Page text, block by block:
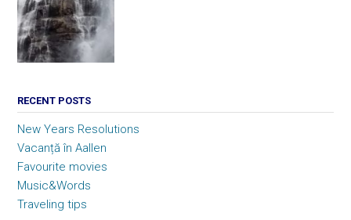
RECENT POSTS
New Years Resolutions
Vacanță în Aallen
Favourite movies
Music&Words
Traveling tips